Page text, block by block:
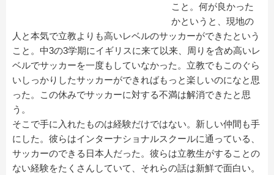
こと。何が良かった
かというと、現地の
人と本気で立教よりも高いレベルのサッカーができたという
こと。中3の3学期にイギリスに来て以来、周りを含め高いレ
ベルでサッカーを一度もしていなかった。立教でもこのぐら
いしっかりしたサッカーができればもっと楽しいのになと思
った。この休みでサッカーに対する不満は解消できたと思
う。
そこで手に入れたものは経験だけではない。新しい仲間も手
にした。彼らはインターナショナルスクールに通っている、
サッカーのできる日本人だった。彼らは立教生がすることの
ない経験をたくさんしていて、それらの話は新鮮で面白い。